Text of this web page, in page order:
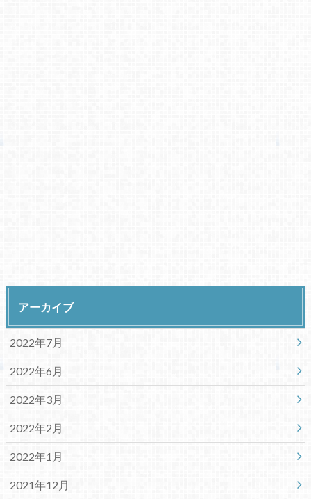
アーカイブ
2022年7月
2022年6月
2022年3月
2022年2月
2022年1月
2021年12月